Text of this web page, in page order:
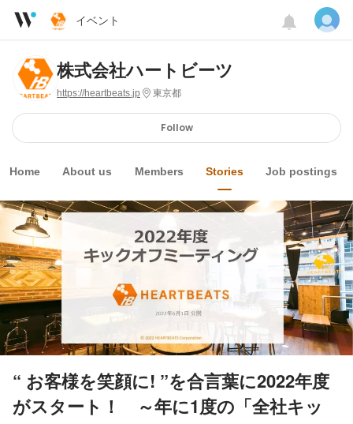
イベント
株式会社ハートビーツ
https://heartbeats.jp 東京都
Follow
Home About us Members Stories Job postings
“ お客様を笑顔に! ”を合言葉に2022年度
がスタート！ ～年に1度の「全社キッ